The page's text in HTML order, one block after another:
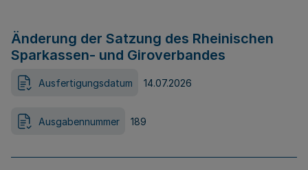
Änderung der Satzung des Rheinischen
Sparkassen- und Giroverbandes
Ausfertigungsdatum 14.07.2026
Ausgabennummer 189